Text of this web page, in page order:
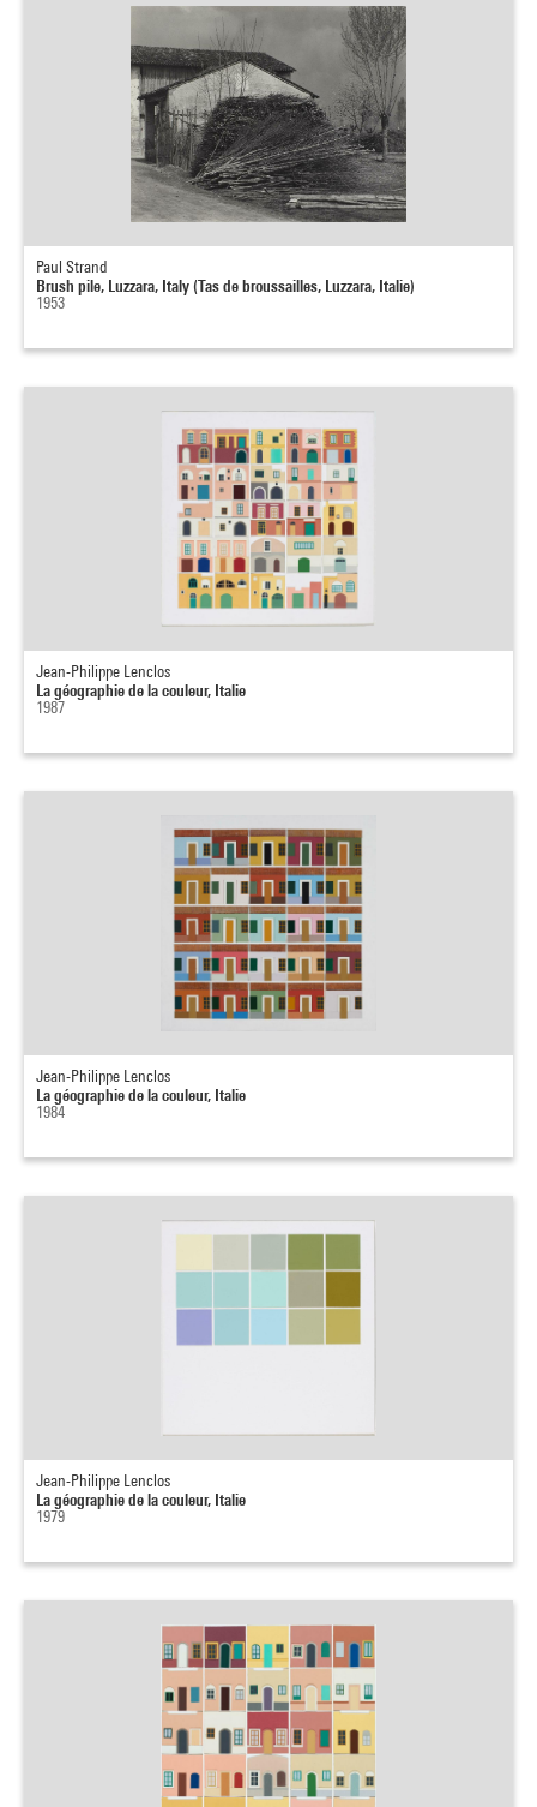
Paul Strand
Brush pile, Luzzara, Italy (Tas de broussailles, Luzzara, Italie)
1953
Jean-Philippe Lenclos
La géographie de la couleur, Italie
1987
Jean-Philippe Lenclos
La géographie de la couleur, Italie
1984
Jean-Philippe Lenclos
La géographie de la couleur, Italie
1979